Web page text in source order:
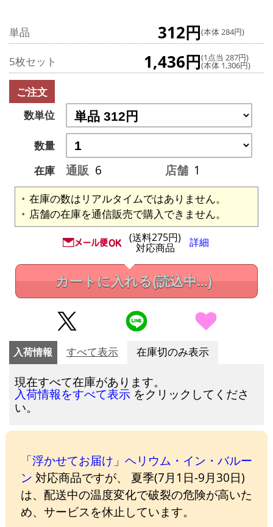
単品 312円(本体 284円)
5枚セット 1,436円(1点当 287円)
(本体 1,306円)
ご注文
数単位
数量
在庫
通販 6 店舗 1
在庫の数はリアルタイムではありません。
店舗の在庫を通信販売で購入できません。
(送料275円)
対応商品 詳細
カートに入れる(読込中...)
入荷情報 すべて表示 在庫切のみ表示
現在すべて在庫があります。
入荷情報をすべて表示 をクリックしてくださ
い。
「浮かせてお届け」ヘリウム・イン・バルー
ン 対応商品ですが、 夏季(7月1日-9月30日)
は、配送中の温度変化で破裂の危険が高いた
め、サービスを休止しています。